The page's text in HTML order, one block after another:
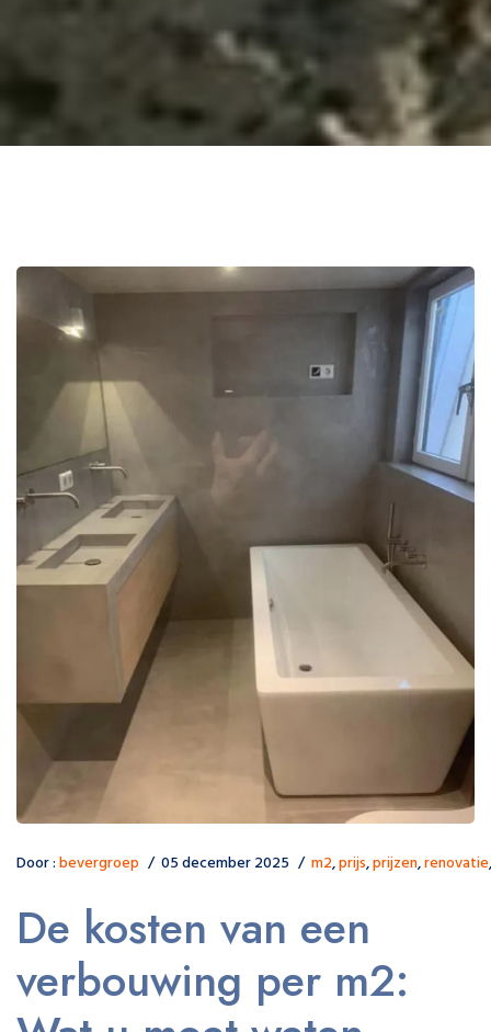
Door :bevergroep 05 december 2025 m2,prijs,prijzen,renovatie
De kosten van een
verbouwing per m2: